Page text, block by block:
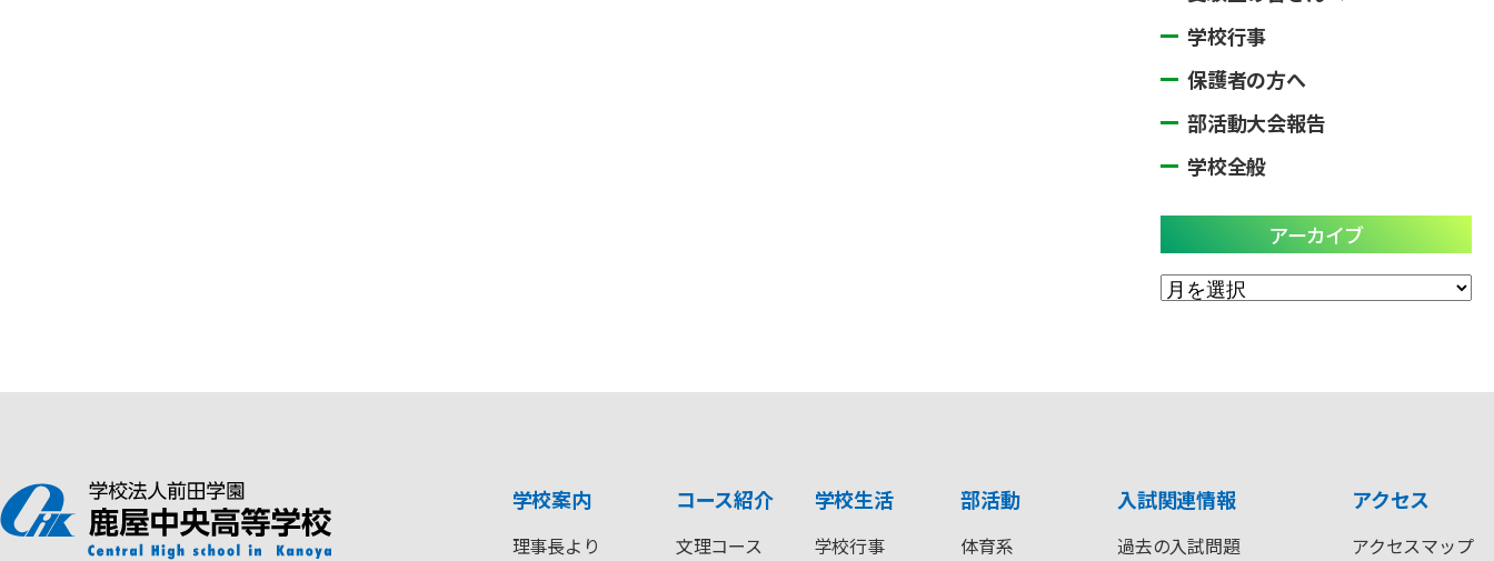
学校行事
保護者の方へ
部活動大会報告
学校全般
アーカイブ
ア
ー
ブ
学校案内
理事長より
コース紹介
文理コース
学校生活
学校行事
部活動
体育系
入試関連情報
過去の入試問題
アクセス
アクセスマップ